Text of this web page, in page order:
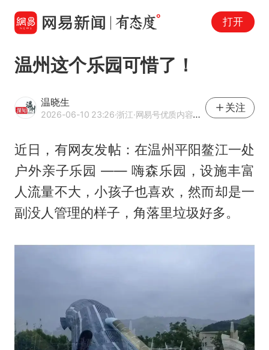
打开
温州这个乐园可惜了！
温晓生
2026-06-10 23:26·浙江·网易号优质内容创作者
关注
近日，有网友发帖：在温州平阳鳌江一处
户外亲子乐园 —— 嗨森乐园，设施丰富
人流量不大，小孩子也喜欢，然而却是一
副没人管理的样子，角落里垃圾好多。